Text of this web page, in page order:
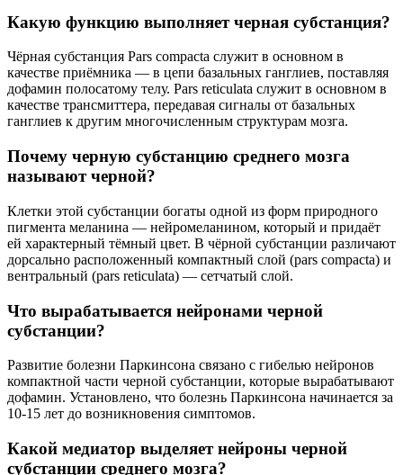
Какую функцию выполняет черная субстанция?
Чёрная субстанция Pars compacta служит в основном в
качестве приёмника — в цепи базальных ганглиев, поставляя
дофамин полосатому телу. Pars reticulata служит в основном в
качестве трансмиттера, передавая сигналы от базальных
ганглиев к другим многочисленным структурам мозга.
Почему черную субстанцию среднего мозга
называют черной?
Клетки этой субстанции богаты одной из форм природного
пигмента меланина — нейромеланином, который и придаёт
ей характерный тёмный цвет. В чёрной субстанции различают
дорсально расположенный компактный слой (pars compacta) и
вентральный (pars reticulata) — сетчатый слой.
Что вырабатывается нейронами черной
субстанции?
Развитие болезни Паркинсона связано с гибелью нейронов
компактной части черной субстанции, которые вырабатывают
дофамин. Установлено, что болезнь Паркинсона начинается за
10-15 лет до возникновения симптомов.
Какой медиатор выделяет нейроны черной
субстанции среднего мозга?